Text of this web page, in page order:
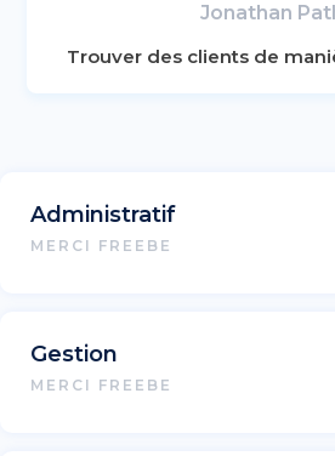
Jonathan
Trouver des clients de
Administratif
MERCI FREEBE
Gestion
MERCI FREEBE